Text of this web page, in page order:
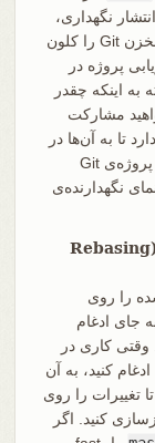
نگهداری،
اصلاحات به عقب منتقل شوند. بنابراین، وقتی مخزن Git را کلون
پروژه در
اینکه چقدر
مشارکت
تا به آن‌ها در
بررسی مشارکت‌های جدید کمک کند. گردش‌کار پروژه‌ی Git
نگهدارنده‌ی
روندهای کاری بازپایه‌گذاری و انتخاب گزینشی (Rebasing
را روی
جای ادغام
وقتی کاری در
کنید، به آن
تغییرات را روی
کنید. اگر